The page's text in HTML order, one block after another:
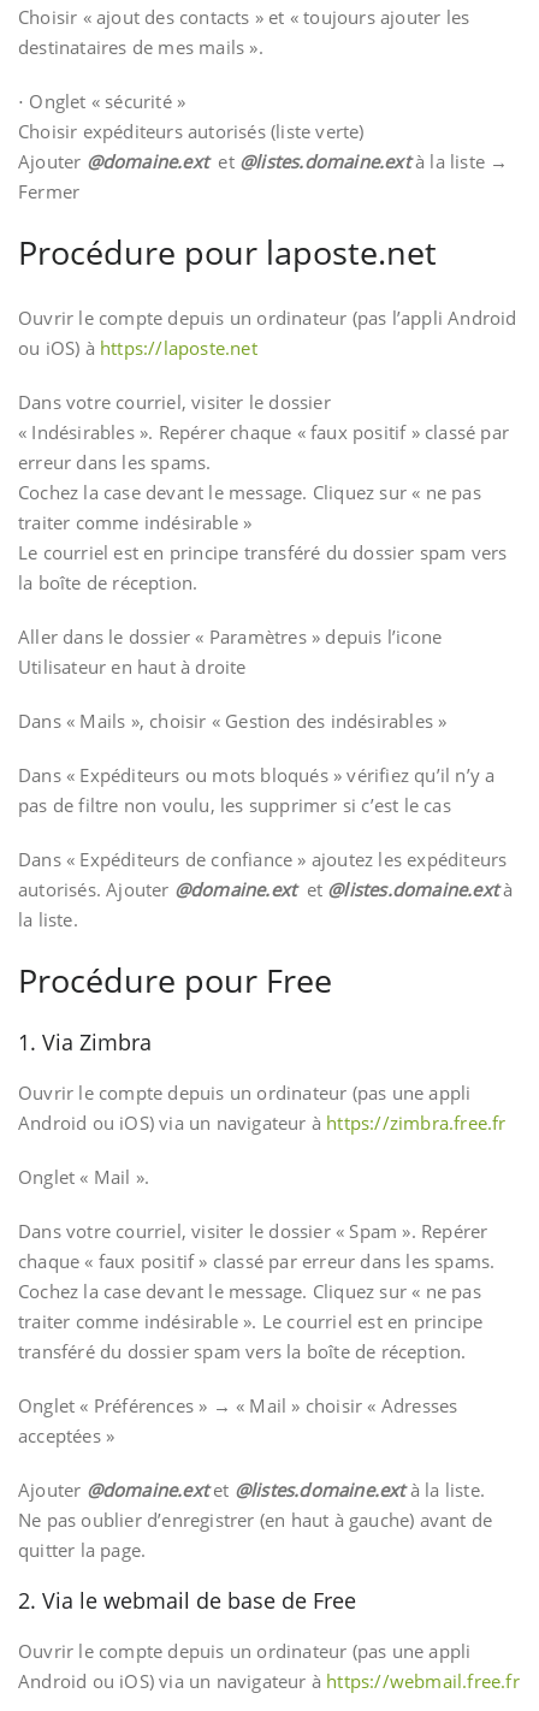
Choisir « ajout des contacts » et « toujours ajouter les
destinataires de mes mails ».
⋅ Onglet « sécurité »
Choisir expéditeurs autorisés (liste verte)
Ajouter @domaine.extet @listes.domaine.extà la liste →
Fermer
Procédure pour laposte.net
Ouvrir le compte depuis un ordinateur (pas l’appli Android
ou iOS) à https://laposte.net
Dans votre courriel, visiter le dossier
« Indésirables ». Repérer chaque « faux positif » classé par
erreur dans les spams.
Cochez la case devant le message. Cliquez sur « ne pas
traiter comme indésirable »
Le courriel est en principe transféré du dossier spam vers
la boîte de réception.
Aller dans le dossier « Paramètres » depuis l’icone
Utilisateur en haut à droite
Dans « Mails », choisir « Gestion des indésirables »
Dans « Expéditeurs ou mots bloqués » vérifiez qu’il n’y a
pas de filtre non voulu, les supprimer si c’est le cas
Dans « Expéditeurs de confiance » ajoutez les expéditeurs
autorisés. Ajouter @domaine.extet @listes.domaine.extà
la liste.
Procédure pour Free
1. Via Zimbra
Ouvrir le compte depuis un ordinateur (pas une appli
Android ou iOS) via un navigateur à https://zimbra.free.fr
Onglet « Mail ».
Dans votre courriel, visiter le dossier « Spam ». Repérer
chaque « faux positif » classé par erreur dans les spams.
Cochez la case devant le message. Cliquez sur « ne pas
traiter comme indésirable ». Le courriel est en principe
transféré du dossier spam vers la boîte de réception.
Onglet « Préférences » → « Mail » choisir « Adresses
acceptées »
Ajouter @domaine.extet @listes.domaine.extà la liste.
Ne pas oublier d’enregistrer (en haut à gauche) avant de
quitter la page.
2. Via le webmail de base de Free
Ouvrir le compte depuis un ordinateur (pas une appli
Android ou iOS) via un navigateur à https://webmail.free.fr